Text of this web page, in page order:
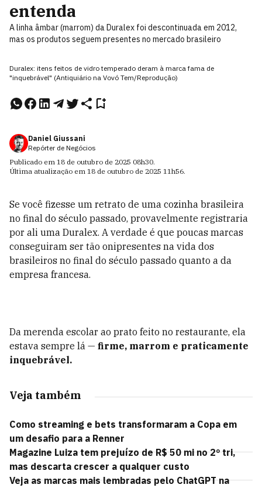
entenda
A linha âmbar (marrom) da Duralex foi descontinuada em 2012,
mas os produtos seguem presentes no mercado brasileiro
Duralex: itens feitos de vidro temperado deram à marca fama de
"inquebrável" (Antiquiário na Vovó Tem/Reprodução)
Daniel Giussani
Repórter de Negócios
Publicado em 18 de outubro de 2025 08h30.
Última atualização em 18 de outubro de 2025 11h56.
Se você fizesse um retrato de uma cozinha brasileira
no final do século passado, provavelmente registraria
por ali uma Duralex. A verdade é que poucas marcas
conseguiram ser tão onipresentes na vida dos
brasileiros no final do século passado quanto a da
empresa francesa.
Da merenda escolar ao prato feito no restaurante, ela
estava sempre lá — firme, marrom e praticamente
inquebrável.
Veja também
Como streaming e bets transformaram a Copa em
um desafio para a Renner
Magazine Luiza tem prejuízo de R$ 50 mi no 2º tri,
mas descarta crescer a qualquer custo
Veja as marcas mais lembradas pelo ChatGPT na